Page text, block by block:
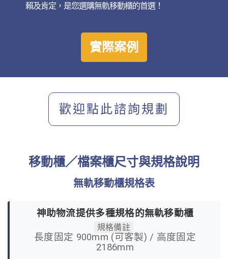
賴及肯定，是您選購無軌移動櫃的首選！
實際案例
歡迎點此諮詢規劃
移動櫃／檔案櫃尺寸與規格說明
無軌移動櫃規格表
神助物流提供多種規格的無軌移動櫃
規格備註
長度固定 900mm (可客製) / 高度固定
2186mm